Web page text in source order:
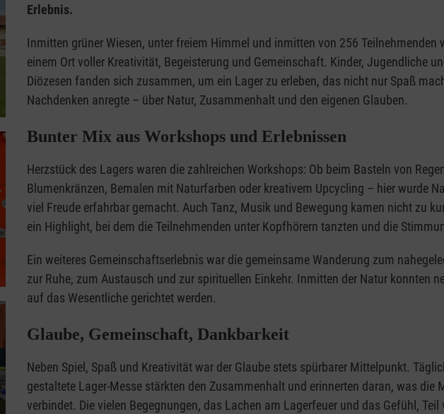
Erlebnis.
Inmitten grüner Wiesen, unter freiem Himmel und inmitten von 256 Teilnehmenden
einem Ort voller Kreativität, Begeisterung und Gemeinschaft. Kinder, Jugendliche
Diözesen fanden sich zusammen, um ein Lager zu erleben, das nicht nur Spaß
Nachdenken anregte – über Natur, Zusammenhalt und den eigenen Glauben.
Bunter Mix aus Workshops und Erlebnissen
Herzstück des Lagers waren die zahlreichen Workshops: Ob beim Basteln von
Blumenkränzen, Bemalen mit Naturfarben oder kreativem Upcycling – hier wurde
viel Freude erfahrbar gemacht. Auch Tanz, Musik und Bewegung kamen nicht zu
ein Highlight, bei dem die Teilnehmenden unter Kopfhörern tanzten und die
Ein weiteres Gemeinschaftserlebnis war die gemeinsame Wanderung zum
zur Ruhe, zum Austausch und zur spirituellen Einkehr. Inmitten der Natur konnten
auf das Wesentliche gerichtet werden.
Glaube, Gemeinschaft, Dankbarkeit
Neben Spiel, Spaß und Kreativität war der Glaube stets spürbarer Mittelpunkt.
gestaltete Lager-Messe stärkten den Zusammenhalt und erinnerten daran, was die
verbindet. Die vielen Begegnungen, das Lachen am Lagerfeuer und das Gefühl,